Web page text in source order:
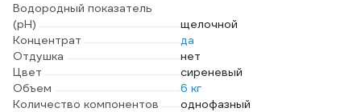
Водородный показатель
(pH)
щелочной
Концентрат
да
Отдушка
нет
Цвет
сиреневый
Объем
6 кг
Количество компонентов
однофазный